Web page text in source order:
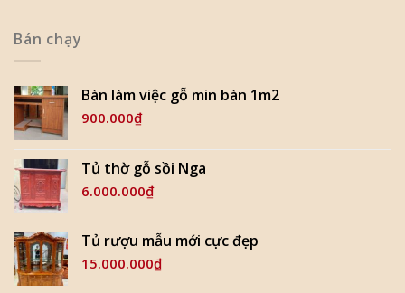
Bán chạy
Bàn làm việc gỗ min bàn 1m2
900.000₫
Tủ thờ gỗ sồi Nga
6.000.000₫
Tủ rượu mẫu mới cực đẹp
15.000.000₫